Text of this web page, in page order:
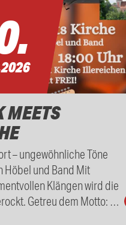
2026
MEETS
– ungewöhnliche Töne
Höbel und Band Mit
Klängen wird die
Getreu dem Motto: …